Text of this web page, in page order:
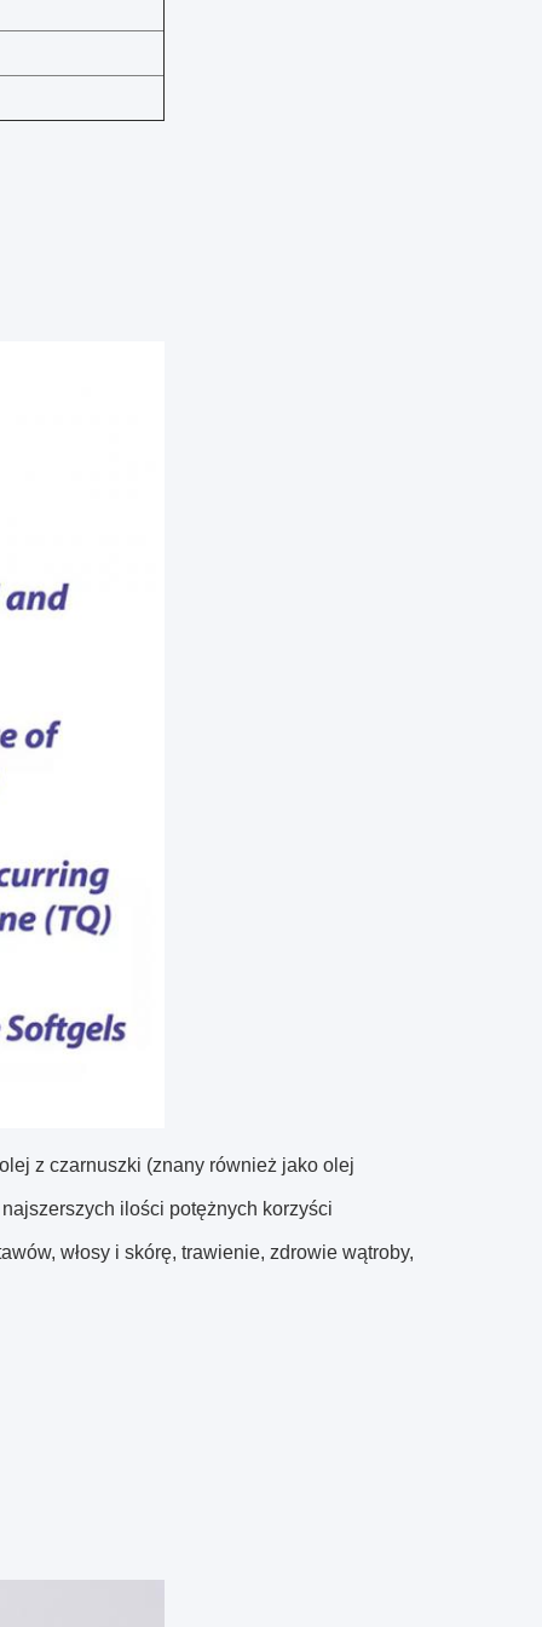
z czarnuszki (znany również jako olej
ilości potężnych korzyści
włosy i skórę, trawienie, zdrowie wątroby,